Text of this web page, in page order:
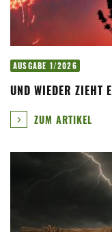
AUSGABE 1/2026
UND WIEDER ZIEHT
ZUM ARTIKEL